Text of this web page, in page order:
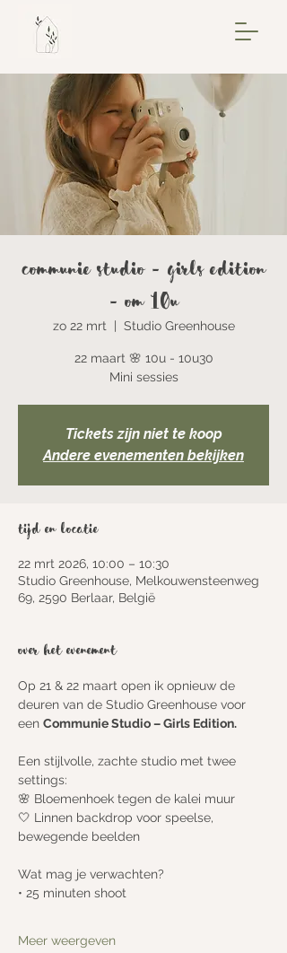
Communie Studio - Girls Edition
- om 10u
zo 22 mrt Studio Greenhouse
22 maart 🌸 10u - 10u30
Mini sessies
Tickets zijn niet te koop
Andere evenementen bekijken
Tijd en locatie
22 mrt 2026, 10:00 – 10:30
Studio Greenhouse, Melkouwensteenweg
69, 2590 Berlaar, België
Over het evenement
Op 21 & 22 maart open ik opnieuw de
deuren van de Studio Greenhouse voor
een Communie Studio – Girls Edition.
Een stijlvolle, zachte studio met twee
settings:
🌸 Bloemenhoek tegen de kalei muur
🤍 Linnen backdrop voor speelse,
bewegende beelden
Wat mag je verwachten?
• 25 minuten shoot
Meer weergeven